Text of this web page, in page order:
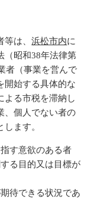
等は、浜松市内に
（昭和38年法律第
者（事業を営んで
開始する具体的な
よる市税を滞納し
、個人でない者の
ます。
す意欲のある者
る目的又は目標が
待できる状況であ